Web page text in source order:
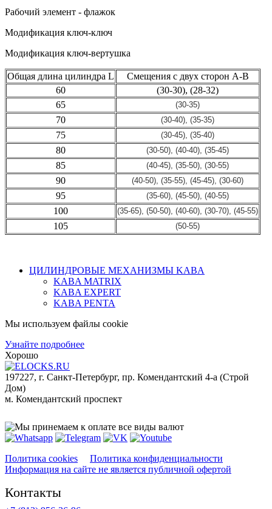
Рабочий элемент - флажок
Модификация ключ-ключ
Модификация ключ-вертушка
Общая длина цилиндра L
Смещения с двух сторон A-B
60
(30-30), (28-32)
65
(30-35)
70 (30-40), (35-35)
75 (30-45), (35-40)
80 (30-50), (40-40), (35-45)
85 (40-45), (35-50), (30-55)
90 (40-50), (35-55), (45-45), (30-60)
95 (35-60), (45-50), (40-55)
100 (35-65), (50-50), (40-60), (30-70), (45-55)
105 (50-55)
ЦИЛИНДРОВЫЕ МЕХАНИЗМЫ KABA
KABA MATRIX
KABA EXPERT
KABA PENTA
Мы используем файлы cookie
Узнайте подробнее
Хорошо
197227, г. Санкт-Петербург, пр. Комендантский 4-а (Строй
Дом)
м. Комендантский проспект
Политика cookies
Политика конфиденциальности
Информация на сайте не является публичной офертой
Контакты